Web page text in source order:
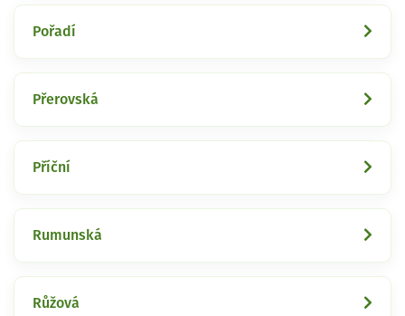
Pořadí
Přerovská
Příční
Rumunská
Růžová